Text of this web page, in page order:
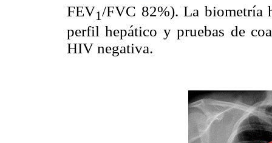
FEV1/FVC 82%). La biometría
perfil hepático y pruebas de
HIV negativa.